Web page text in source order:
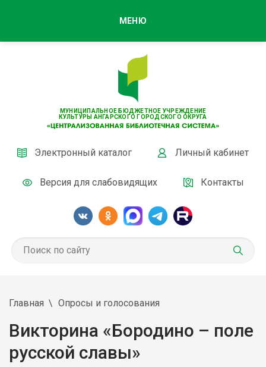
МУНИЦИПАЛЬНОЕ БЮДЖЕТНОЕ УЧРЕЖДЕНИЕ
КУЛЬТУРЫ АНГАРСКОГО ГОРОДСКОГО ОКРУГА
Электронный каталог Личный кабинет
Версия для слабовидящих Контакты
МЕНЮ
Главная Опросы и голосования
Викторина «Бородино – поле
русской славы»